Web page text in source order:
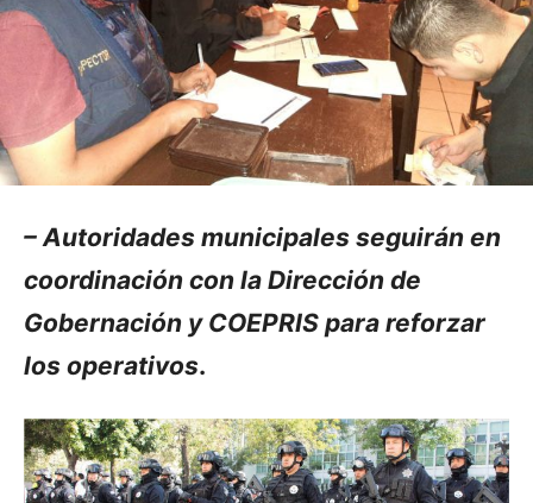
– Autoridades municipales seguirán en
coordinación con la Dirección de
Gobernación y COEPRIS para reforzar
los operativos.